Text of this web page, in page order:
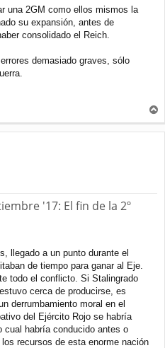
una 2GM como ellos mismos la
su expansión, antes de
consolidado el Reich.
demasiado graves, sólo
r
r
'17: El fin de la 2º
llegado a un punto durante el
de tiempo para ganar al Eje.
todo el conflicto. Si Stalingrado
cerca de producirse, es
derrumbamiento moral en el
del Ejército Rojo se habría
cual habría conducido antes o
recursos de esta enorme nación